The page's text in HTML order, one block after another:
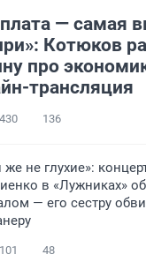
— самая
Котюков
про
трансляция
136
не глухие»:
в «Лужниках»
— его сестру
48